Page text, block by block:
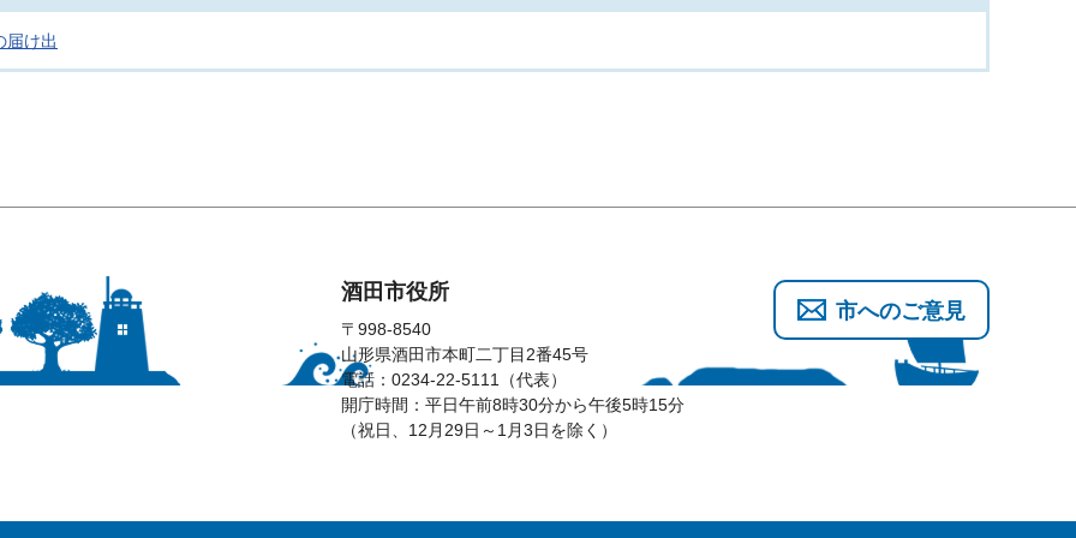
届け出
酒田市役所
〒998-8540
山形県酒田市本町二丁目2番45号
電話：0234-22-5111（代表）
開庁時間：平日午前8時30分から午後5時15分
（祝日、12月29日～1月3日を除く）
市へのご意見